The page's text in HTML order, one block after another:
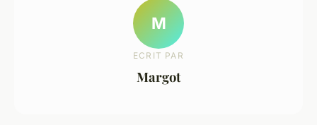
M
ECRIT PAR
Margot